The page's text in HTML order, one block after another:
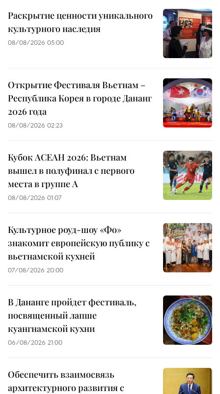
Раскрытие ценности уникального
культурного наследия
08/08/2026 05:00
Открытие Фестиваля Вьетнам –
Республика Корея в городе Дананг
2026 года
08/08/2026 02:23
Кубок АСЕАН 2026: Вьетнам
вышел в полуфинал с первого
места в группе A
08/08/2026 01:07
Культурное роуд-шоу «Фо»
знакомит европейскую публику с
вьетнамской кухней
07/08/2026 20:00
В Дананге пройдет фестиваль,
посвященный лапше
куангнамской кухни
06/08/2026 21:00
Обеспечить взаимосвязь
архитектурного развития с